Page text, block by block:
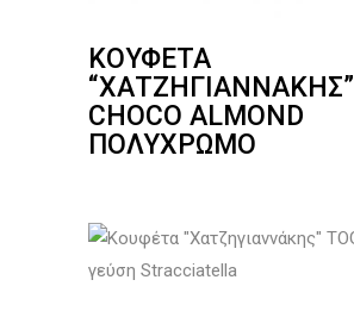
ΚΟΥΦΈΤΑ
“ΧΑΤΖΗΓΙΑΝΝΆΚΗΣ”
CHOCO ALMOND
ΠΟΛΎΧΡΩΜΟ